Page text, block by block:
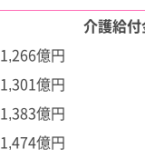
介護給
1,266億円
1,301億円
1,383億円
1,474億円